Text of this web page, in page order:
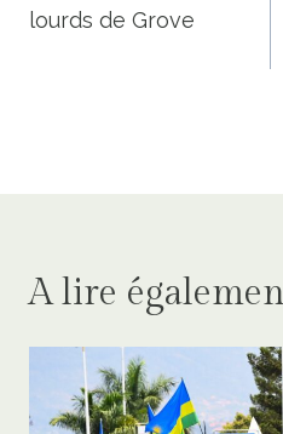
lourds de Grove
A lire